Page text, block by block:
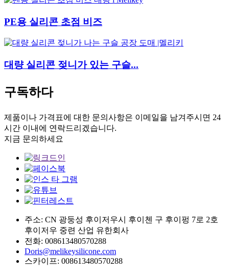
PE용 실리콘 초점 비즈
대량 실리콘 젖니가 있는 구슬...
구독하다
제품이나 가격표에 대한 문의사항은 이메일을 남겨주시면 24
시간 이내에 연락드리겠습니다.
지금 문의하세요
주소: CN 광둥성 후이저우시 후이첸 구 후이펑 7로 2호
후이저우 중련 산업 유한회사
전화: 008613480570288
Doris@melikeysilicone.com
스카이프: 008613480570288